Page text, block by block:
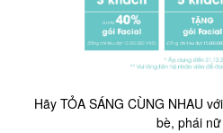
Hãy TỎA SÁNG CÙNG NHAU
bè, phái